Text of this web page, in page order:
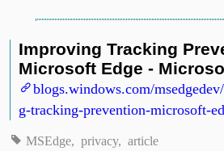
Improving Tracking
Microsoft Edge -
blogs.windows.com/
g-tracking-prevention-microsoft-
MSEdge privacy article